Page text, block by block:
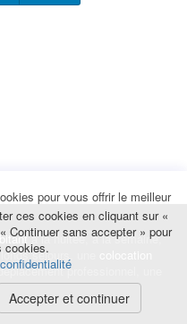
à la nuitée, à la semaine,
séjours, une
professionnel, une
pour vous offrir le meilleur
ces cookies en cliquant sur «
Continuer sans accepter » pour
cookies.
Accepter et continuer